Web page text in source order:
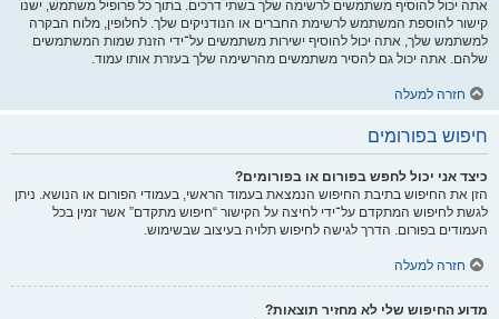
אתה יכול להוסיף משתמשים לרשימה שלך בשתי דרכים. בתוך כל פרופיל משתמש, ישנו
קישור להוספת המשתמש לרשימת החברים או הנודניקים שלך. לחלופין, מלוח הבקרה
למשתמש שלך, אתה יכול להוסיף ישירות משתמשים על־ידי הזנת שמות המשתמשים
שלהם. אתה יכול גם להסיר משתמשים מהרשימה שלך בעזרת אותו עמוד.
חזרה למעלה
חיפוש בפורומים
כיצד אני יכול לחפש בפורום או בפורומים?
הזן את החיפוש בתיבת החיפוש הנמצאת בעמוד הראשי, בעמודי הפורום או הנושא. ניתן
לגשת לחיפוש המתקדם על־ידי לחיצה על הקישור “חיפוש מתקדם” אשר זמין בכל
העמודים בפורום. הדרך לגישה לחיפוש תלויה בעיצוב שבשימוש.
חזרה למעלה
מדוע החיפוש שלי לא מחזיר תוצאות?